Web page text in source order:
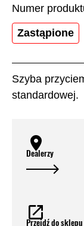
Szyba
standardowej.
Numer
Zastąpione
Dealerzy
Przejdź do sklepu